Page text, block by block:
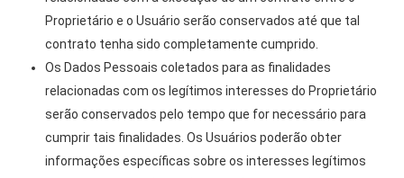
Proprietário e o Usuário serão conservados até que tal
contrato tenha sido completamente cumprido.
Os Dados Pessoais coletados para as finalidades
relacionadas com os legítimos interesses do Proprietário
serão conservados pelo tempo que for necessário para
cumprir tais finalidades. Os Usuários poderão obter
informações específicas sobre os interesses legítimos